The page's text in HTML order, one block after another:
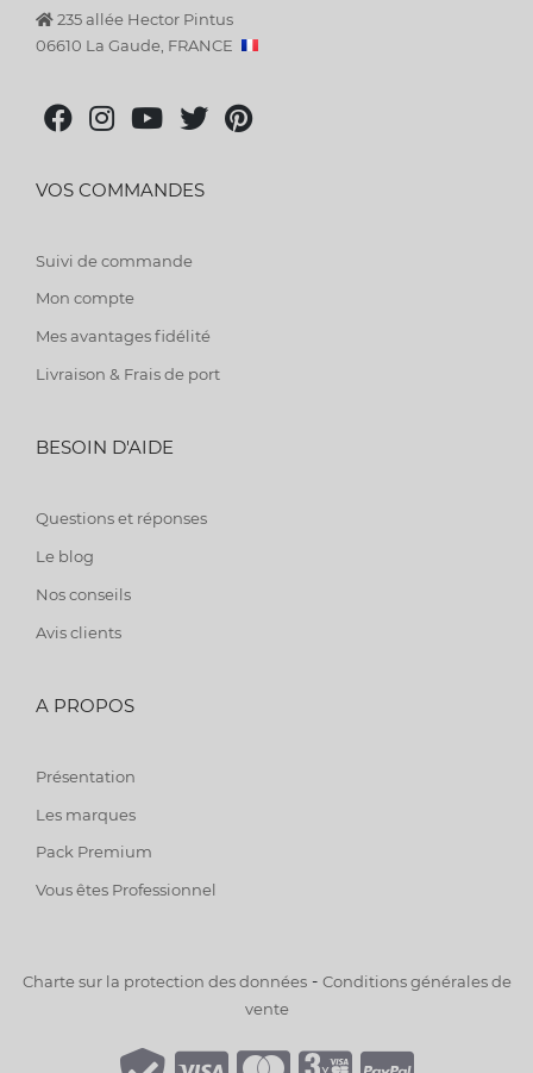
235 allée Hector Pintus
06610 La Gaude, FRANCE
VOS COMMANDES
Suivi de commande
Mon compte
Mes avantages fidélité
Livraison & Frais de port
BESOIN D'AIDE
Questions et réponses
Le blog
Nos conseils
Avis clients
A PROPOS
Présentation
Les marques
Pack Premium
Vous êtes Professionnel
Charte sur la protection des données- Conditions générales de
vente